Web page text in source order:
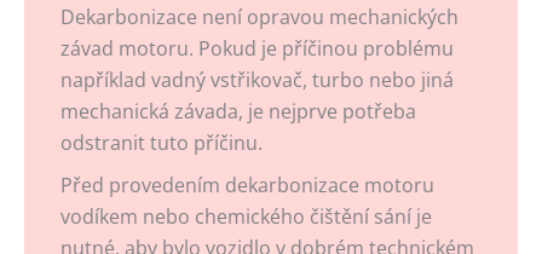
Dekarbonizace není opravou mechanických
závad motoru. Pokud je příčinou problému
například vadný vstřikovač, turbo nebo jiná
mechanická závada, je nejprve potřeba
odstranit tuto příčinu.
Před provedením dekarbonizace motoru
vodíkem nebo chemického čištění sání je
nutné, aby bylo vozidlo v dobrém technickém